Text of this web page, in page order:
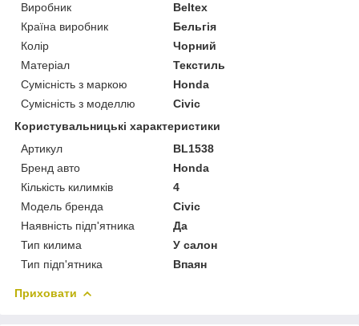
Виробник
Beltex
Країна виробник
Бельгія
Колір
Чорний
Матеріал
Текстиль
Сумісність з маркою
Honda
Сумісність з моделлю
Civic
Користувальницькі характеристики
Артикул
BL1538
Бренд авто
Honda
Кількість килимків
4
Модель бренда
Civic
Наявність підп'ятника
Да
Тип килима
У салон
Тип підп'ятника
Впаян
Приховати